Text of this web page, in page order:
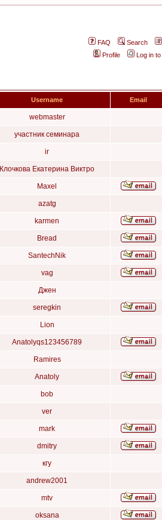
FAQ
Search
Profile
Log in
Username Email
webmaster
участник семинара
ir
Клочкова Екатерина Виктро
Maxel
azatg
karmen
Bread
SantechNik
vag
Джен
seregkin
Lion
Anatolyqs123456789
Ramires
Anatoly
bob
ver
mark
dmitry
кгу
andrew2001
mtv
oksana